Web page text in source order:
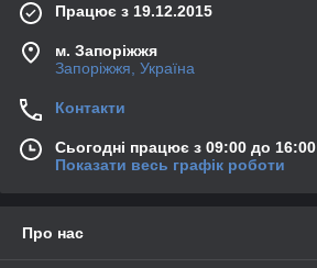
Працює з 19.12.2015
м. Запоріжжя
Запоріжжя, Україна
Контакти
Сьогодні працює з 09:00 до 16:00
Показати весь графік роботи
Про нас